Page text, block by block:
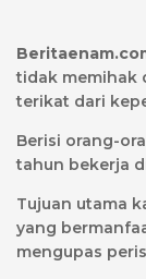
tidak memihak
terikat dari
Berisi orang-
tahun bekerja
Tujuan utama
yang
mengupas